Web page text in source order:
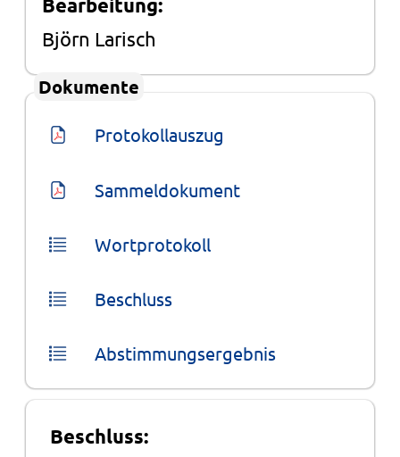
Bearbeitung:
Björn Larisch
Dokumente
Protokollauszug
Sammeldokument
Wortprotokoll
Beschluss
Abstimmungsergebnis
Beschluss: